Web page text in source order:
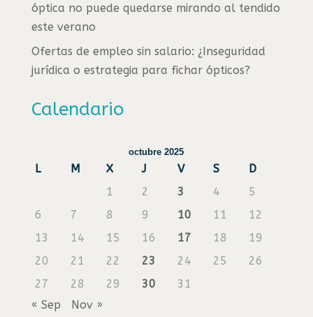
óptica no puede quedarse mirando al tendido
este verano
Ofertas de empleo sin salario: ¿Inseguridad
jurídica o estrategia para fichar ópticos?
Calendario
octubre 2025
L M X J V S
D
1
2 3 4
5
6
7 8 9 10 11
12
13
14 15 16 17 18
19
20
21 22 23 24 25
26
27
28 29 30
31
« Sep
Nov »